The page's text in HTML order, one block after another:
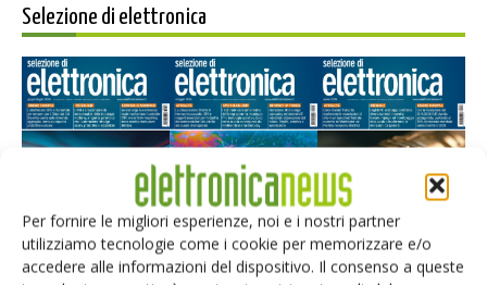
Per fornire le migliori esperienze, noi e i nostri partner
utilizziamo tecnologie come i cookie per memorizzare e/o
accedere alle informazioni del dispositivo. Il consenso a queste
Selezione di elettronica
Edicola web